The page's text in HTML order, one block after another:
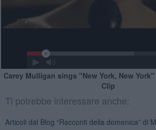
Carey Mulligan sings "New York, New
Clip
Ti potrebbe interessare anche:
Articoli dal Blog “Racconti della domenica” di